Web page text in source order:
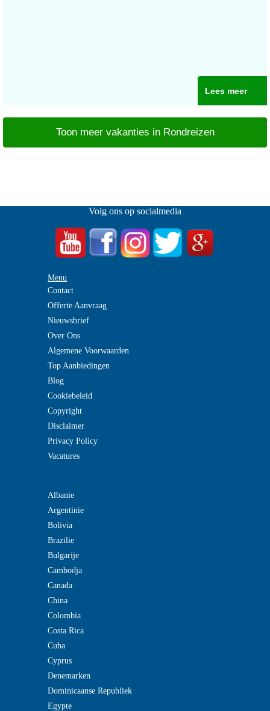
Lees meer
Toon meer vakanties in Rondreizen
Volg ons op socialmedia
Menu
Contact
Offerte Aanvraag
Nieuwsbrief
Over Ons
Algemene Voorwaarden
Top Aanbiedingen
Blog
Cookiebeleid
Copyright
Disclaimer
Privacy Policy
Vacatures
Albanie
Argentinie
Bolivia
Brazilie
Bulgarije
Cambodja
Canada
China
Colombia
Costa Rica
Cuba
Cyprus
Denemarken
Dominicaanse Republiek
Egypte